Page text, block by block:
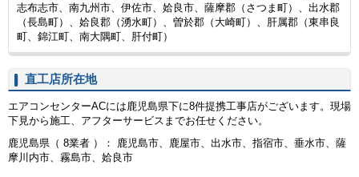
志布志市、南九州市、伊佐市、姶良市、薩摩郡（さつま町）、出水郡
（長島町）、姶良郡（湧水町）、曽於郡（大崎町）、肝属郡（東串良
町、錦江町、南大隅町、肝付町）
直工店所在地
エアコンセンターACには鹿児島県下に8件提携工事店がございます。現場
下見から施工、アフターサービスまでお任せください。
鹿児島県（ 8業者 ）： 鹿児島市、鹿屋市、出水市、指宿市、垂水市、薩
摩川内市、霧島市、姶良市